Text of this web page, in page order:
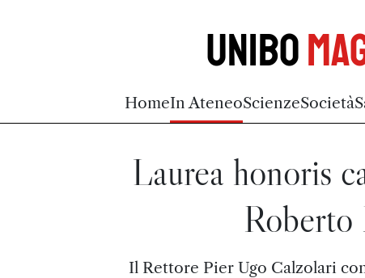
Unibo
HomeIn AteneoScienzeSocietà
Laurea honoris
Roberto
Il Rettore Pier Ugo Calzolari